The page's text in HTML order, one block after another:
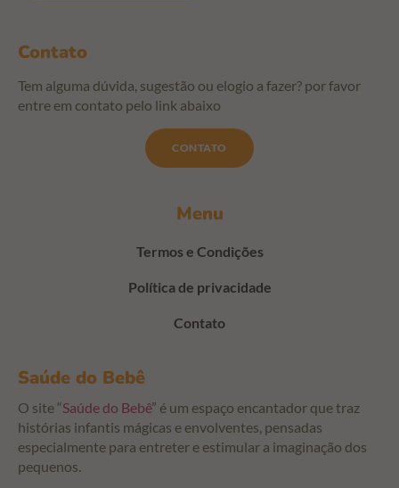
Saúde do Bebê
O site “Saúde do Bebê” é um espaço encantador que traz
histórias infantis mágicas e envolventes, pensadas
especialmente para entreter e estimular a imaginação dos
pequenos.
Menu
Termos e Condições
Política de privacidade
Contato
Contato
Tem alguma dúvida, sugestão ou elogio a fazer? por favor
entre em contato pelo link abaixo
CONTATO